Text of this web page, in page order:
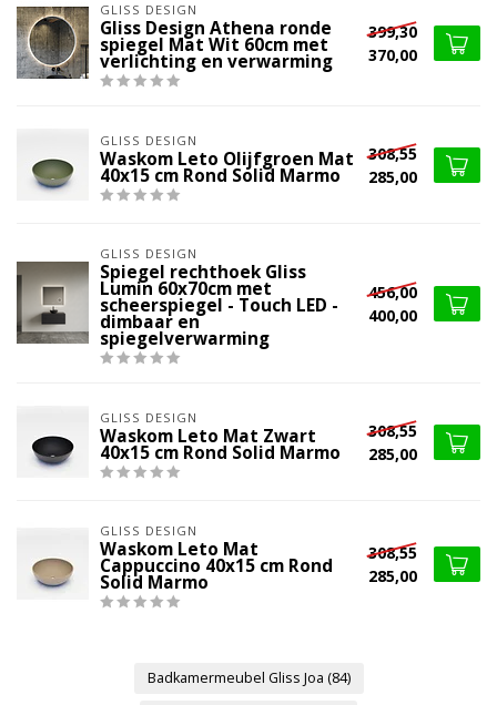
GLISS DESIGN
Gliss Design Athena ronde
spiegel Mat Wit 60cm met
verlichting en verwarming
399,30
370,00
GLISS DESIGN
Waskom Leto Olijfgroen Mat
40x15 cm Rond Solid Marmo
308,55
285,00
GLISS DESIGN
Spiegel rechthoek Gliss
Lumin 60x70cm met
scheerspiegel - Touch LED -
dimbaar en
spiegelverwarming
456,00
400,00
GLISS DESIGN
Waskom Leto Mat Zwart
40x15 cm Rond Solid Marmo
308,55
285,00
GLISS DESIGN
Waskom Leto Mat
Cappuccino 40x15 cm Rond
Solid Marmo
308,55
285,00
Badkamermeubel Gliss Joa (84)